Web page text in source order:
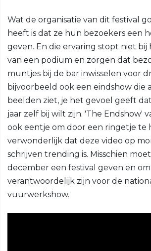
Wat de organisatie van dit festival
heeft is dat ze hun bezoekers een
geven. En die ervaring stopt niet
van een podium en zorgen dat
muntjes bij de bar inwisselen voor
bijvoorbeeld ook een eindshow die
beelden ziet, je het gevoel geeft
jaar zelf bij wilt zijn. 'The Endshow'
ook eentje om door een ringetje te
verwonderlijk dat deze video op
schrijven trending is. Misschien
december een festival geven en
verantwoordelijk zijn voor de
vuurwerkshow.